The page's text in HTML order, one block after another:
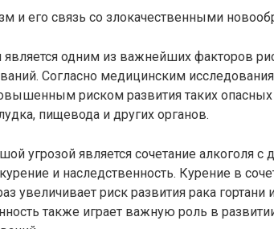
одним из важнейших факторов
Согласно медицинским
риском развития таких опасных
пищевода и других органов.
угрозой является сочетание алкоголя с
и наследственность. Курение в
увеличивает риск развития рака
также играет важную роль в